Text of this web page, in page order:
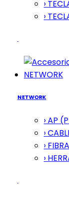
›
›
NETWORK
NETWORK
› AP
›
›
›